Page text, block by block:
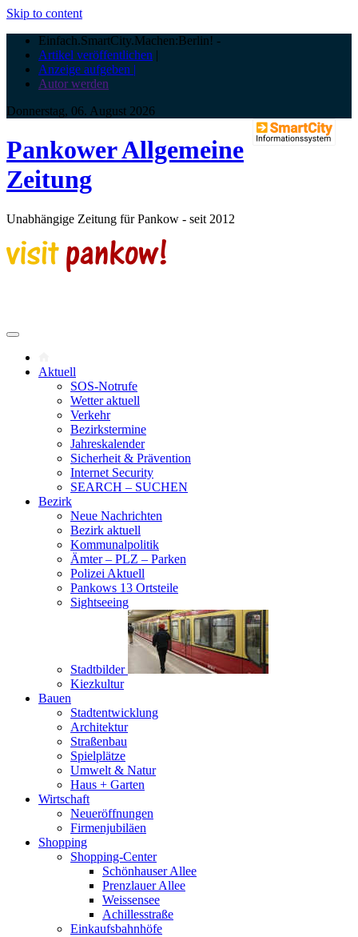
Skip to content
Einfach.SmartCity.Machen:Berlin! -
Artikel veröffentlichen |
Anzeige aufgeben |
Autor werden
Donnerstag, 06. August 2026
Pankower Allgemeine
Zeitung
Unabhängige Zeitung für Pankow - seit 2012
Aktuell
SOS-Notrufe
Wetter aktuell
Verkehr
Bezirkstermine
Jahreskalender
Sicherheit & Prävention
Internet Security
SEARCH – SUCHEN
Bezirk
Neue Nachrichten
Bezirk aktuell
Kommunalpolitik
Ämter – PLZ – Parken
Polizei Aktuell
Pankows 13 Ortsteile
Sightseeing
Stadtbilder
Kiezkultur
Bauen
Stadtentwicklung
Architektur
Straßenbau
Spielplätze
Umwelt & Natur
Haus + Garten
Wirtschaft
Neueröffnungen
Firmenjubiläen
Shopping
Shopping-Center
Schönhauser Allee
Prenzlauer Allee
Weissensee
Achillesstraße
Einkaufsbahnhöfe